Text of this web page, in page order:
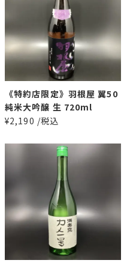
《特約店限定》羽根屋 翼50
純米大吟醸 生 720ml
¥2,190 /税込